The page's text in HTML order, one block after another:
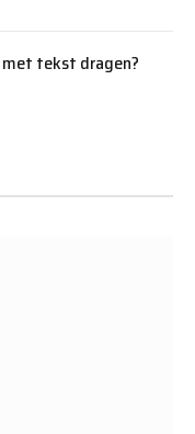
tekst dragen?